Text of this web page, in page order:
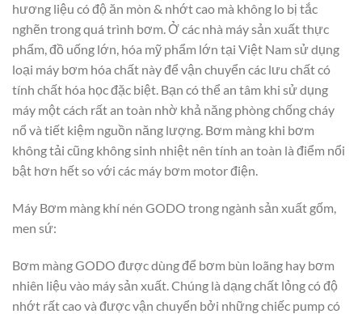
hương liệu có độ ăn mòn & nhớt cao mà không lo bị tắc
nghẽn trong quá trình bơm. Ở các nhà máy sản xuất thực
phẩm, đồ uống lớn, hóa mỹ phẩm lớn tại Việt Nam sử dụng
loại máy bơm hóa chất này để vận chuyển các lưu chất có
tính chất hóa học đặc biệt. Bạn có thể an tâm khi sử dụng
máy một cách rất an toàn nhờ khả năng phòng chống cháy
nổ và tiết kiệm nguồn năng lượng. Bơm màng khi bơm
không tải cũng không sinh nhiệt nên tính an toàn là điểm nổi
bật hơn hết so với các máy bơm motor điện.
Máy Bơm màng khí nén GODO trong ngành sản xuất gốm,
men sứ:
Bơm màng GODO được dùng để bơm bùn loãng hay bơm
nhiên liệu vào máy sản xuất. Chúng là dạng chất lỏng có độ
nhớt rất cao và được vận chuyển bởi những chiếc pump có